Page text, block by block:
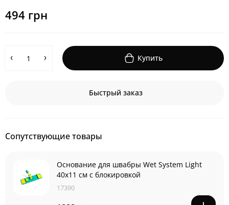
494 грн
Купить
Быстрый заказ
Сопутствующие товары
Основание для швабры Wet System Light
40x11 см с блокировкой
17390